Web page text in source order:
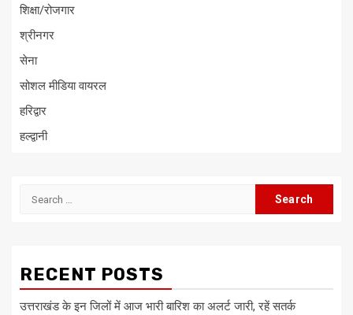
शिक्षा/रोजगार
श्रीनगर
सेना
सोशल मीडिया वायरल
हरिद्वार
हल्द्वानी
Search
RECENT POSTS
उत्तराखंड के इन जिलों में आज भारी बारिश का अलर्ट जारी, रहें सतर्क